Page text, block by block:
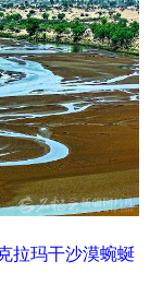
拉玛干沙漠蜿蜒